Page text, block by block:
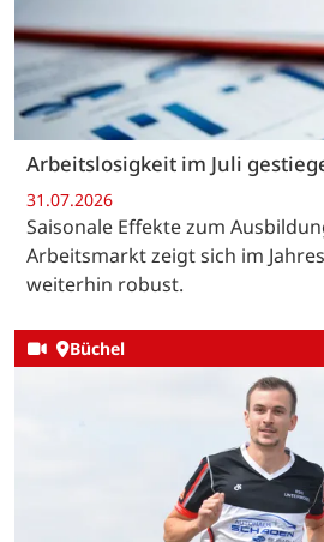
Arbeitslosigkeit im Juli
31.07.2026
Saisonale Effekte zum
Arbeitsmarkt zeigt sich im
weiterhin robust.
Büchel